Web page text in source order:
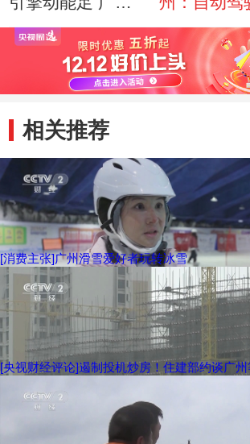
模式赋能湾区发展
带来“智慧
体验
相关推荐
[消费主张]广州滑雪爱好者玩转冰雪
[央视财经评论]遏制投机炒房！住建部约谈广